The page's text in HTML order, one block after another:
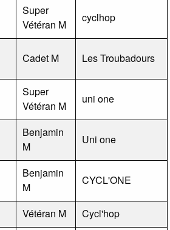
Super
Vétéran M
cyclhop
Cadet M Les Troubadours
Super
Vétéran M
uni one
Benjamin
M
Uni one
Benjamin
M
CYCL'ONE
Vétéran M Cycl'hop